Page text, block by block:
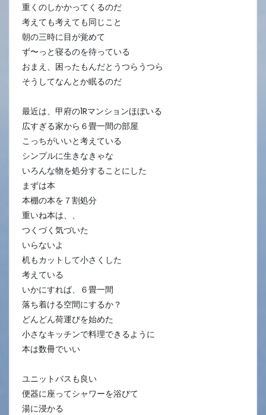
重くのしかかってくるのだ
考えても考えても同じこと
朝の三時に目が覚めて
ず〜っと寝るのを待っている
おまえ、困ったもんだとうつらうつら
そうしてなんとか眠るのだ
最近は、甲府の1Rマンションほぼいる
広すぎる家から６畳一間の部屋
こっちがいいと考えている
シンプルに生きなきゃな
いろんな物を処分することにした
まずは本
本棚の本を７割処分
重いね本は、、
つくづく気づいた
いらないよ
机もカットして小さくした
考えている
いかにすれば、６畳一間
落ち着ける空間にするか？
どんどん荷運びを始めた
小さなキッチンで料理できるように
本は数冊でいい
ユニットバスも良い
便器に座ってシャワーを浴びて
湯に浸かる